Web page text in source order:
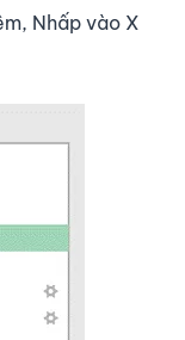
Nhấp vào X